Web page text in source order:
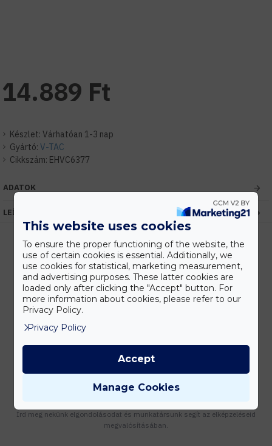
Készlet: Várhatóan 1-3 nap
Gyártó: V-TAC
Cikkszám: EHVC6377
14.889 Ft
ADATOK
LEÍRÁS
Kedvezmények
Vásárolj nagyobb mennyiségben és megadjuk a legjobb gyártói árakat.
Készleten lévő termékeinket akár 24 órán belül megkaphatod!
Írd meg nekünk elgondolásodat és munkatársunk segít az elképzeléseid
megvalósításában.
This website uses cookies
To ensure the proper functioning of the website, the
use of certain cookies is essential. Additionally, we
use cookies for statistical, marketing measurement,
and advertising purposes. These latter cookies are
loaded only after clicking the "Accept" button. For
more information about cookies, please refer to our
Privacy Policy.
Privacy Policy
Manage Cookies
Accept